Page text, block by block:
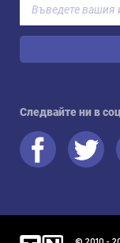
Следвайте ни в